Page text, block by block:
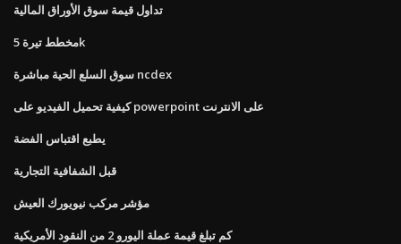
تداول قيمة سوق الأوراق المالية
مخطط تيرة 5k
سوق السلع الحية مباشرة ncdex
كيفية تحميل الفيديو على powerpoint على الانترنت
يطبع اقتباس الفضة
قبل الشفافية التجارية
مؤشر مركب نيويورك العيش
كم تبلغ قيمة عملة اليورو 2 من النقود الأمريكية